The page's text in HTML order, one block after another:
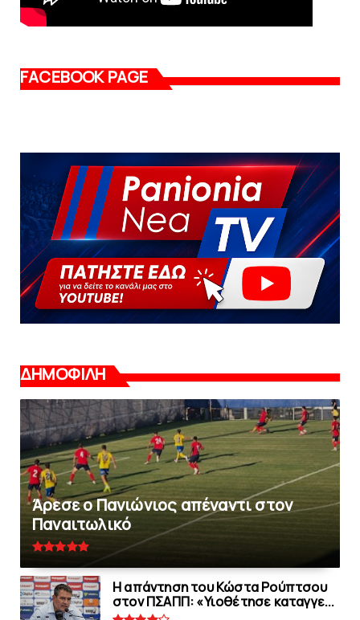
FACEBOOK PAGE
ΔΗΜΟΦΙΛΗ
Άρεσε ο Πανιώνιος απέναντι στoν
Παναιτωλικό
Η απάντηση του Κώστα Ρούπτσου
στον ΠΣΑΠΠ: «Υιοθέτησε καταγγε...